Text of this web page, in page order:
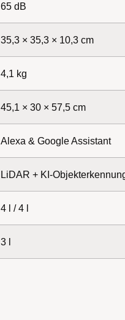
65 dB
35,3 × 35,3 × 10,3 cm
4,1 kg
45,1 × 30 × 57,5 cm
Alexa & Google Assistant
LiDAR + KI-
4 l / 4 l
3 l